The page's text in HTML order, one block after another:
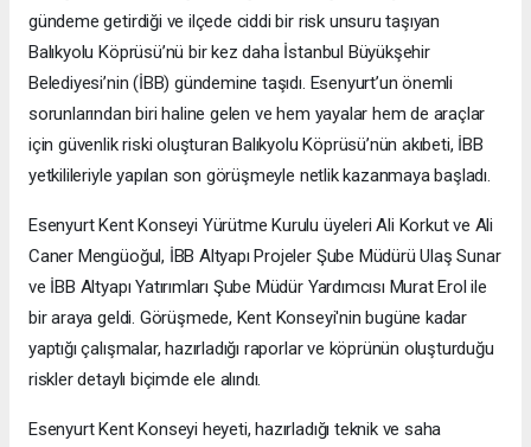
gündeme getirdiği ve ilçede ciddi bir risk unsuru taşıyan
Balıkyolu Köprüsü’nü bir kez daha İstanbul Büyükşehir
Belediyesi’nin (İBB) gündemine taşıdı. Esenyurt’un önemli
sorunlarından biri haline gelen ve hem yayalar hem de araçlar
için güvenlik riski oluşturan Balıkyolu Köprüsü’nün akıbeti, İBB
yetkilileriyle yapılan son görüşmeyle netlik kazanmaya başladı.
Esenyurt Kent Konseyi Yürütme Kurulu üyeleri Ali Korkut ve Ali
Caner Mengüoğul, İBB Altyapı Projeler Şube Müdürü Ulaş Sunar
ve İBB Altyapı Yatırımları Şube Müdür Yardımcısı Murat Erol ile
bir araya geldi. Görüşmede, Kent Konseyi'nin bugüne kadar
yaptığı çalışmalar, hazırladığı raporlar ve köprünün oluşturduğu
riskler detaylı biçimde ele alındı.
Esenyurt Kent Konseyi heyeti, hazırladığı teknik ve saha